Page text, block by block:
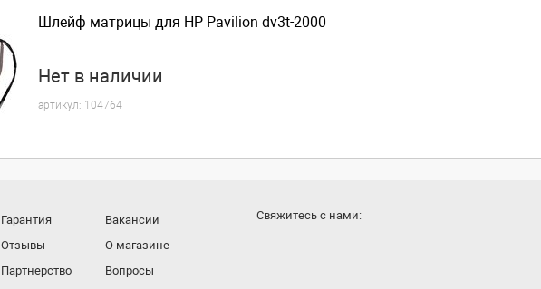
Шлейф матрицы для HP Pavilion dv3t-2000
Нет в наличии
артикул: 104764
Гарантия
Отзывы
Партнерство
Вакансии
О магазине
Вопросы
Cвяжитесь с нами: